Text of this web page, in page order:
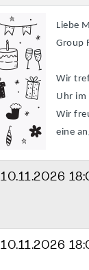
Liebe
Group
Wir
Uhr im
Wir
eine
10.11.2026
10.11.2026